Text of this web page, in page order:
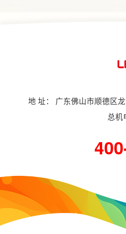
地 址： 广东佛山市顺德区
总机